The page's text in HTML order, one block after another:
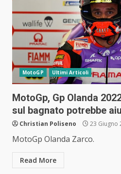
MotoGP Ultimi Articoli
MotoGp, Gp Olanda
sul bagnato potrebbe
Christian Poliseno 23 Giugno
MotoGp Olanda Zarco.
Read More